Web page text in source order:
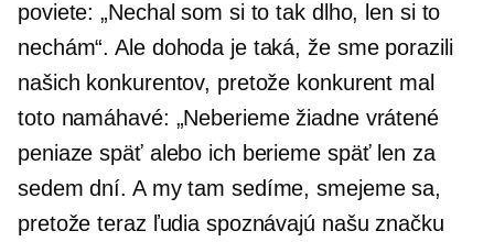
poviete: „Nechal som si to tak dlho, len si to
nechám“. Ale dohoda je taká, že sme porazili
našich konkurentov, pretože konkurent mal
toto namáhavé: „Neberieme žiadne vrátené
peniaze späť alebo ich berieme späť len za
sedem dní. A my tam sedíme, smejeme sa,
pretože teraz ľudia spoznávajú našu značku